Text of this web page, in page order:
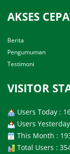
AKSES
Berita
Pengumuman
Testimoni
VISITOR
Users Today :
Users
This Month :
Total Users :